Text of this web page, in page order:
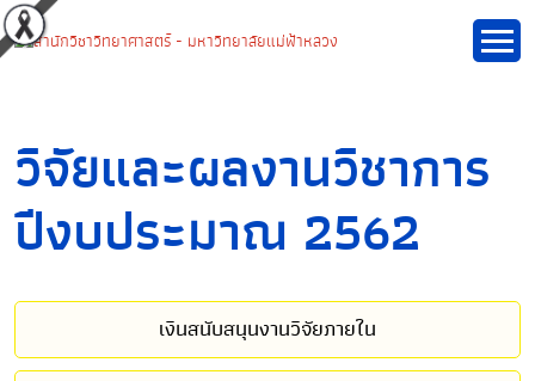
วิจัยและผลงานวิชาการ
ปีงบประมาณ 2562
เงินสนับสนุนงานวิจัยภายใน